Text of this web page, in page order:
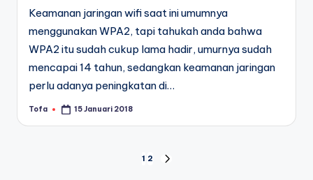
Keamanan jaringan wifi saat ini umumnya
menggunakan WPA2, tapi tahukah anda bahwa
WPA2 itu sudah cukup lama hadir, umurnya sudah
mencapai 14 tahun, sedangkan keamanan jaringan
perlu adanya peningkatan di…
Posted
Tofa 15 Januari 2018
1 2